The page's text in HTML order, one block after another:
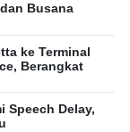
Busana
ke Terminal
Berangkat
Speech Delay,